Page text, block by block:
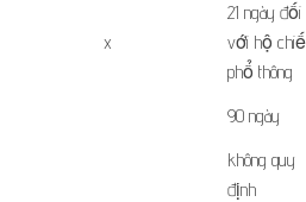
x
21 ngày đối
với hộ
phổ thông
90 ngày
không quy
định